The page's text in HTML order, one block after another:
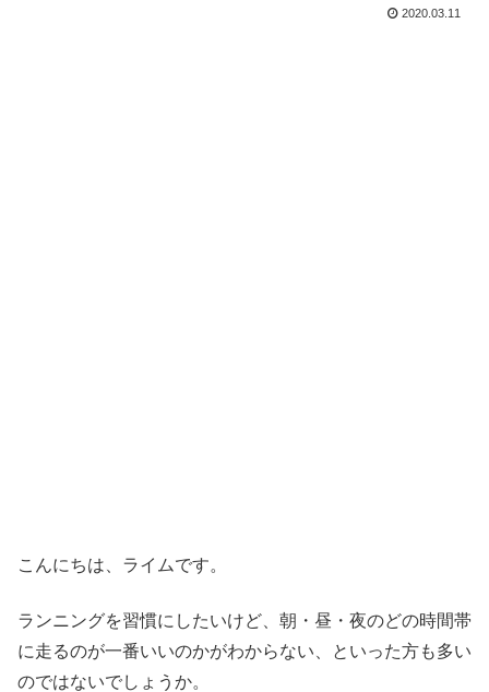
2020.03.11
こんにちは、ライムです。
ランニングを習慣にしたいけど、朝・昼・夜のどの時間帯
に走るのが一番いいのかがわからない、といった方も多い
のではないでしょうか。